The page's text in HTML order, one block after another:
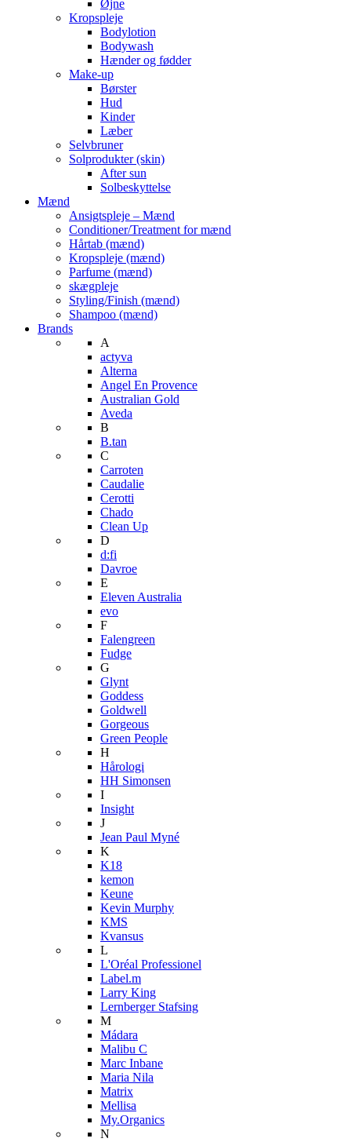
Øjne
Kropspleje
Bodylotion
Bodywash
Hænder og fødder
Make-up
Børster
Hud
Kinder
Læber
Selvbruner
Solprodukter (skin)
After sun
Solbeskyttelse
Mænd
Ansigtspleje – Mænd
Conditioner/Treatment for mænd
Hårtab (mænd)
Kropspleje (mænd)
Parfume (mænd)
skægpleje
Styling/Finish (mænd)
Shampoo (mænd)
Brands
A
actyva
Alterna
Angel En Provence
Australian Gold
Aveda
B
B.tan
C
Carroten
Caudalie
Cerotti
Chado
Clean Up
D
d:fi
Davroe
E
Eleven Australia
evo
F
Falengreen
Fudge
G
Glynt
Goddess
Goldwell
Gorgeous
Green People
H
Hårologi
HH Simonsen
I
Insight
J
Jean Paul Myné
K
K18
kemon
Keune
Kevin Murphy
KMS
Kvansus
L
L'Oréal Professionel
Label.m
Larry King
Lernberger Stafsing
M
Mádara
Malibu C
Marc Inbane
Maria Nila
Matrix
Mellisa
My.Organics
N